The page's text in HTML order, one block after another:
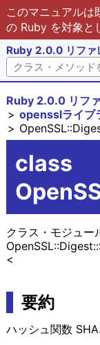
このマニュアルは
の Ruby を対象と
Ruby 2.0.0 リファ
Ruby 2.0.0 リフ
opensslライブ
class
クラス・モジュー
要約
ハッシュ関数